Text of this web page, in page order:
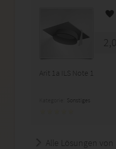
Arit 1a ILS Note 1
Sonstiges
Alle Lösungen